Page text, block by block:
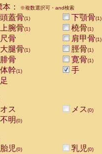
： ※複数選択可・and検索
頭蓋骨(1) 下顎骨(1)
上腕骨(1) 橈骨(1)
尺骨 肩甲骨(1)
大腿骨(1) 脛骨(1)
腓骨 寛骨(1)
体幹(1)
手
足
オス
メス(0)
不明(0)
胎児(0) 乳児(0)